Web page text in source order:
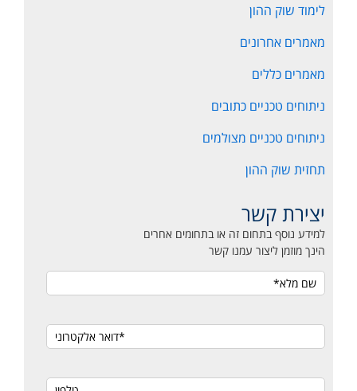
לימוד שוק ההון
מאמרים אחרונים
מאמרים כללים
ניתוחים טכניים כתובים
ניתוחים טכניים מצולמים
תחזית שוק ההון
יצירת קשר
למידע נוסף בתחום זה או בתחומים אחרים
הינך מוזמן ליצור עמנו קשר